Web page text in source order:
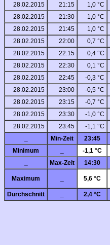
28.02.2015
21:15 1,0 °C
28.02.2015
21:30 1,0 °C
28.02.2015
21:45 1,0 °C
28.02.2015
22:00 0,7 °C
28.02.2015
22:15 0,4 °C
28.02.2015
22:30 0,1 °C
28.02.2015
22:45 -0,3 °C
28.02.2015
23:00 -0,5 °C
28.02.2015
23:15 -0,7 °C
28.02.2015
23:30 -1,0 °C
28.02.2015
23:45 -1,1 °C
Min-Zeit 23:45
Minimum
-1,1 °C
Max-Zeit 14:30
Maximum 5,6 °C
Durchschnitt
2,4 °C